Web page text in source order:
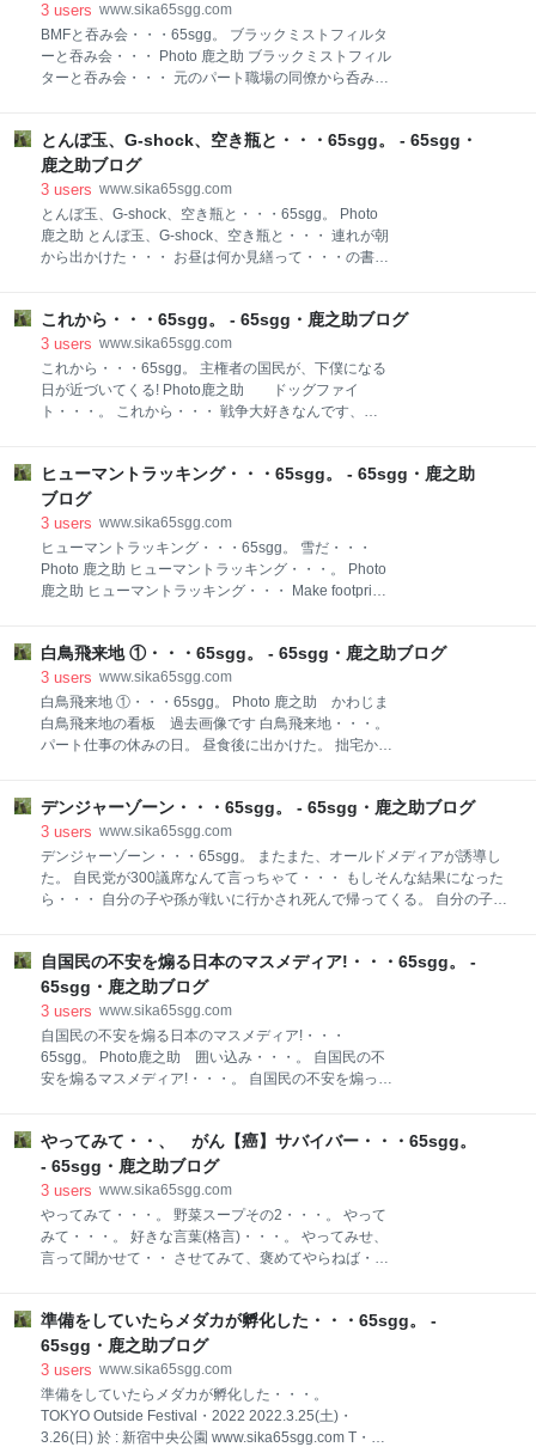
モサレズ・・・ キラワレモセズ・・・。 サウイフ、ジ
ジィ二、ワタシハナリタイ・・・。 photo鹿之助
Seeyou later ! B!・B!・ ☆・☆・☆・☆・☆ ☆・☆・
☆・☆・☆ ☆・☆・☆・☆・☆ ☆・☆・☆・☆・☆
も・・・👇 Instagram
3 users www.sika65sgg.com
BMFと吞み会・・・65sgg。 ブラックミストフィルタ
ーと吞み会・・・ Photo 鹿之助 ブラックミストフィル
ターと吞み会・・・ 元のパート職場の同僚から呑み会
してる。 話題は大体仕事の話なんだけど・・・ 話を聴
けば 籍を置いてた時と話の内容は略同じ・・・ 仕事の
愚痴です(笑) それで酒席が面白くなればヨシです。 そ
れなりのお年頃なので・・・ それ、さっき聴いたよっ
てのも多々ありますけど 帰り道の楽しみ・・・ 呑み会
の時、カメラ持っていきます。 居酒屋まで往復歩きで
ります。 今回は特に帰りが楽しみです。 ブラックミス
トフィルターで一味違う写真を撮る。 ビールとカメ
とんぼ玉、G-shock、空き瓶と・・・65sgg。 - 65sgg・
鹿之助ブログ
3 users www.sika65sgg.com
とんぼ玉、G-shock、空き瓶と・・・65sgg。 Photo
鹿之助 とんぼ玉、G-shock、空き瓶と・・・ 連れが朝
から出かけた・・・ お昼は何か見繕って・・・の書置
玉・・・ G-shock・・・ 赤・退職記念品 黒・何時かの
誕生日に頂いた。(何時かの・・・憶えてます) 空き
瓶・・・ とんぼ玉、G-shock空き瓶と留守番の休
日・・・ *******
・・・・・・・・・・・・・・・・・・ ミンナニワガ
ジィ二、ワタシハナリタイ・・・。 photo鹿之助
Seeyou later ! B!・B!・B!・ ☆・☆・☆・☆・☆ ☆・
☆・☆・☆・☆ ☆・☆・☆・☆・☆ ☆・☆・☆・☆
これから・・・65sgg。 - 65sgg・鹿之助ブログ
3 users www.sika65sgg.com
これから・・・65sgg。 主権者の国民が、下僕になる
日が近づいてくる! Photo鹿之助 ドッグファイ
ト・・・。 これから・・・ 戦争大好きなんです、
支持しているわけではない。」 でも、 「高市さんには
やりたいようにやってほしい」 こんな有権者に贈りた
い本がある! 【茶色の朝】だ!・・・。 主権者の国民
が、下僕になる日・・・ 「高市さんにはやりたいよう
にやってほしい」 やりたいようにやらせたら・・・ 我
ら国民は、主権者から下僕になるぞ。 下僕・・・ 本来
だから、憲法も改正して 戦前の思想のようにし
て・・・ 大政翼賛会・・・? 私の大好きな戦争に行っ
てもらいます。 下僕のあなたがたの子
ヒューマントラッキング・・・65sgg。 - 65sgg・鹿之助
ブログ
3 users www.sika65sgg.com
ヒューマントラッキング・・・65sgg。 雪だ・・・
Photo 鹿之助 ヒューマントラッキング・・・。 Photo
鹿之助 ヒューマントラッキング・・・ Make footprints
園に行った。 まだ、 誰も歩いてない雪原に足跡を点け
に・・・ 同じ想いの御仁が多数・・・ 足跡だら
け・・・ 先行者の痕・・・ 雪が降り始めて先行者の痕
が消えたところに 公園からの帰路、路地に入ってみ
た。 結露が心配・・・ ・外でカメラをバックに入れ
玄関の気温:＋10℃ 自室の室温:＋15℃(エアコン＆スト
ーブ稼働無し) ・・・結露に気をつけてね! ******* アニ
マルトラッキング 👇
白鳥飛来地 ①・・・65sgg。 - 65sgg・鹿之助ブログ
3 users www.sika65sgg.com
白鳥飛来地 ①・・・65sgg。 Photo 鹿之助 かわじま
白鳥飛来地の看板 過去画像です 白鳥飛来地・・・。
パート仕事の休みの日。 昼食後に出かけた。 拙宅から
まり居ない! カモ類と白鷺は見ることができる。 ネギ
は背負っていなかったかも・・・ 羽繕い・・・ 追いか
けてるかも・・・ 白 鷺・・・ カモ類はたくさんいる
けど 白鳥見物?の人が少ないのがイイ! 色々な場所で撮
り放題・・・(笑) 白鷺・鵜・白鳥・・・ ******
ママジジィトヨバレ・・・ ホメラレモセズ・・・ クニ
モサレズ・・・ キラワレモセズ・・・。 サウイフ、ジ
ジィ二、ワタシハナリタイ・・・。 photo鹿之助
Seeyou l
デンジャーゾーン・・・65sgg。 - 65sgg・鹿之助ブログ
3 users www.sika65sgg.com
デンジャーゾーン・・・65sgg。 またまた、オールドメディアが誘導し
た。 自民党が300議席なんて言っちゃて・・・ もしそんな結果になった
ら・・・ 自分の子や孫が戦いに行かされ死んで帰ってくる。 自分の子や
日本維新の会は 政策のアクセルとブレーキになると言ってたけど アクセ
ル、ブレーキ踏む前にキックされ飛ばされちゃうかも・・・ 国民が国の
下僕になる日・・・ 自民党が300議席なんて・・・ 危ない火種を持ち出
しそう 憲法改正、9条破棄! キナ臭いこと大好き! 自民党が300議! それ
は、 国民が主権者から下僕になる日だ! 自民党が300議席なんて・・・
デンジャーゾーンだ! www.youtube.com 少子化といわれつつも たくさん
自国民の不安を煽る日本のマスメディア!・・・65sgg。 -
65sgg・鹿之助ブログ
3 users www.sika65sgg.com
自国民の不安を煽る日本のマスメディア!・・・
65sgg。 Photo鹿之助 囲い込み・・・。 自国民の不
安を煽るマスメディア!・・・。 自国民の不安を煽って
じゃないの・・・ そっか、使命ではないのね! 巷のう
わさ、 マスメディアの皆さんは、💰貰ってるってよ。
って・・・ 日本のマスメディアは国民の不安を煽るの
ではなく、 中国による「日本へのレアアース輸出規
制」は、 一時的なもので心配無用と報道すべきではな
いのか。 👆・・・引用ブログ👇 www.gunjix.com ******
モサレズ・・・ キラワレモセズ・・・。 サウイフ、ジ
ジィ二、ワタシハナリタイ・・・。 photo鹿之助
やってみて・・、 がん【癌】サバイバー・・・65sgg。
- 65sgg・鹿之助ブログ
3 users www.sika65sgg.com
やってみて・・・。 野菜スープその2・・・。 やって
みて・・・。 好きな言葉(格言)・・・。 やってみせ、
言って聞かせて・・ させてみて、褒めてやらねば・・
もやってみないと分からないことってあります。 野菜
スープを作ってみた。 【その気にさせないと動きませ
ん人は誰でも・・。】 その気になる?野菜スープの味
は・・・? 【何事もやってみないと分からないことっ
てあります。】 だから、野菜スープを作ってみた。 冷
蔵庫を覗いて目に付いた野菜・・ キャベツ、ピーマ
準備をしていたらメダカが孵化した・・・65sgg。 -
65sgg・鹿之助ブログ
3 users www.sika65sgg.com
準備をしていたらメダカが孵化した・・・。
TOKYO Outside Festival・2022 2022.3.25(土)・
3.26(日) 於 : 新宿中央公園 www.sika65sgg.com T・